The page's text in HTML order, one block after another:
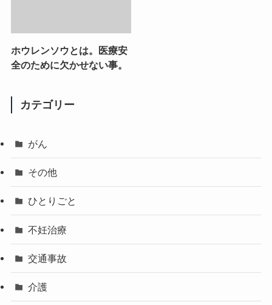
ホウレンソウとは。医療安
全のために欠かせない事。
カテゴリー
がん
その他
ひとりごと
不妊治療
交通事故
介護